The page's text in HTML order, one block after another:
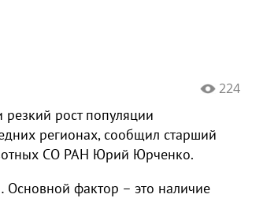
224
рост популяции
регионах, сообщил старший
СО РАН Юрий Юрченко.
фактор – это наличие